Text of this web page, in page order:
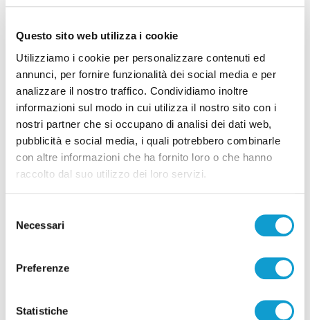
Questo sito web utilizza i cookie
Utilizziamo i cookie per personalizzare contenuti ed
annunci, per fornire funzionalità dei social media e per
analizzare il nostro traffico. Condividiamo inoltre
informazioni sul modo in cui utilizza il nostro sito con i
nostri partner che si occupano di analisi dei dati web,
pubblicità e social media, i quali potrebbero combinarle
con altre informazioni che ha fornito loro o che hanno
raccolto dal suo utilizzo dei loro servizi.
delNecessari
Preferenze
Statistiche
Ascoli - Sventato tentativo di introdurre
droga nel carcere di Marino del Tronto
di Pierluigi Dorotei